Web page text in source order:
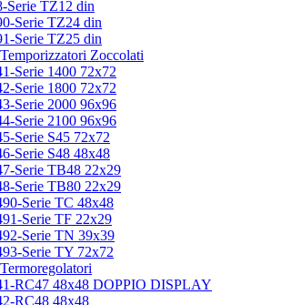
Serie TZ12 din
Serie TZ24 din
Serie TZ25 din
Zoccolati
Serie 1400 72x72
Serie 1800 72x72
Serie 2000 96x96
Serie 2100 96x96
Serie S45 72x72
Serie S48 48x48
Serie TB48 22x29
Serie TB80 22x29
Serie TC 48x48
Serie TF 22x29
Serie TN 39x39
Serie TY 72x72
RC47 48x48 DOPPIO DISPLAY
RC48 48x48